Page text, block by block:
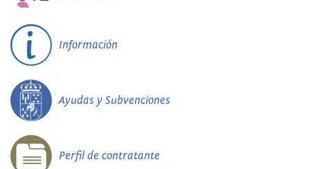
Información
Ayudas y Subvenciones
Perfil de contratante